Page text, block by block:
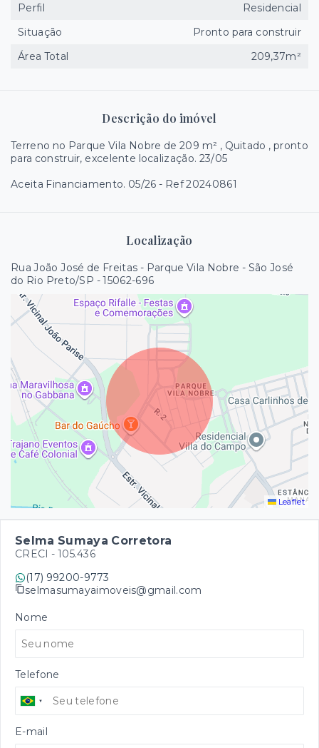
Descrição do imóvel
Terreno no Parque Vila Nobre de 209 m² , Quitado , pronto
para construir, excelente localização. 23/05
Aceita Financiamento. 05/26 - Ref 20240861
Localização
Rua João José de Freitas - Parque Vila Nobre - São José
do Rio Preto/SP - 15062-696
Leaflet
Perfil
Residencial
Situação
Pronto para construir
Área Total
209,37m²
Selma Sumaya Corretora
CRECI - 105.436
(17) 99200-9773
selmasumayaimoveis@gmail.com
Nome
Telefone
E-mail